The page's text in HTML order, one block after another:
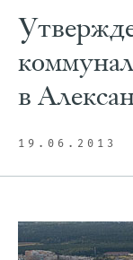
в
19.06.2013